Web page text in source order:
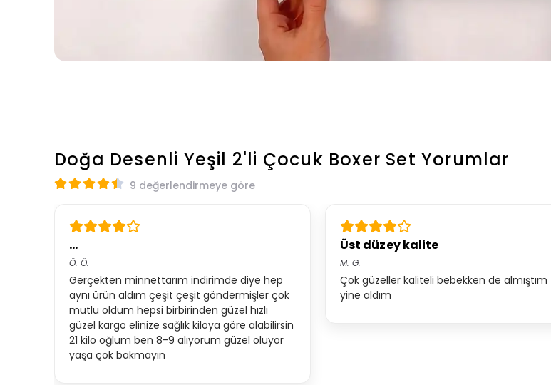
Doğa Desenli Yeşil 2'li Çocuk Boxer Set Yorumlar
9 değerlendirmeye göre
…
Ö. Ö.
Gerçekten minnettarım indirimde diye hep
aynı ürün aldım çeşit çeşit göndermişler çok
mutlu oldum hepsi birbirinden güzel hızlı
güzel kargo elinize sağlık kiloya göre alabilirsin
21 kilo oğlum ben 8-9 alıyorum güzel oluyor
yaşa çok bakmayın
Üst düzey kalite
M. G.
Çok güzeller kaliteli bebekken de almıştım
yine aldım